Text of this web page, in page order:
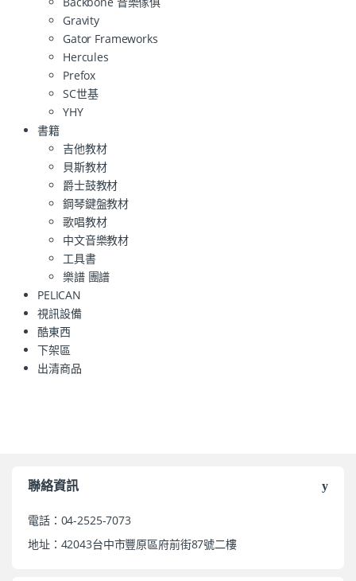
Gravity
Gator Frameworks
Hercules
Prefox
SC世基
YHY
書籍
吉他教材
貝斯教材
爵士鼓教材
鋼琴鍵盤教材
歌唱教材
中文音樂教材
工具書
樂譜 團譜
PELICAN
視訊設備
酷東西
下架區
出清商品
聯絡資訊
電話：04-2525-7073
地址：42043台中市豐原區府前街87號二樓